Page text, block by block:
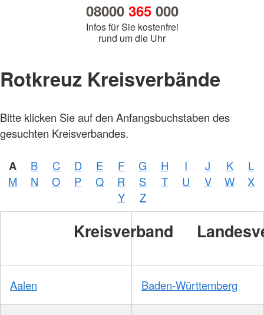
08000 365000
Infos für Sie kostenfrei
rund um die Uhr
Rotkreuz Kreisverbände
Bitte klicken Sie auf den Anfangsbuchstaben des
gesuchten Kreisverbandes.
A B C D E F G H I J K
L
M
N O P Q R S T U V W
X
Y
Z
Kreisverband
Aalen Baden-Württemberg